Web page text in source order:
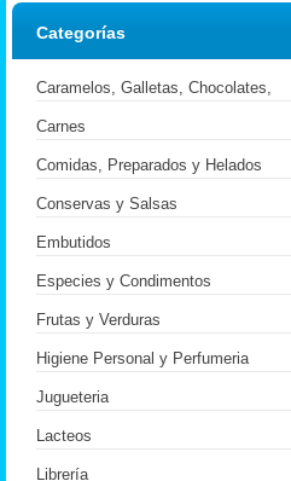
Categorías
Caramelos, Galletas, Chocolates,
Carnes
Comidas, Preparados y Helados
Conservas y Salsas
Embutidos
Especies y Condimentos
Frutas y Verduras
Higiene Personal y Perfumeria
Jugueteria
Lacteos
Librería